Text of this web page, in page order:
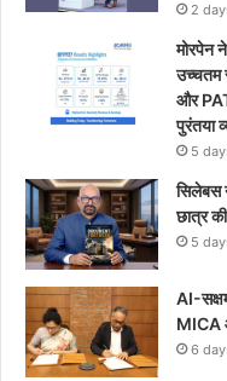
2
मोरपेन
उच्चतम
और
पुरंतया
5
सिलेबस
छात्र
5
AI-
MICA
6